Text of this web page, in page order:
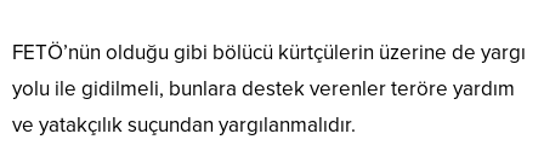
FETÖ’nün olduğu gibi bölücü kürtçülerin üzerine de yargı
yolu ile gidilmeli, bunlara destek verenler teröre yardım
ve yatakçılık suçundan yargılanmalıdır.